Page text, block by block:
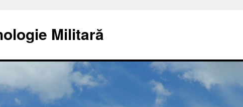
Militară